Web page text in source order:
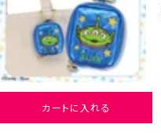
カートに入れる